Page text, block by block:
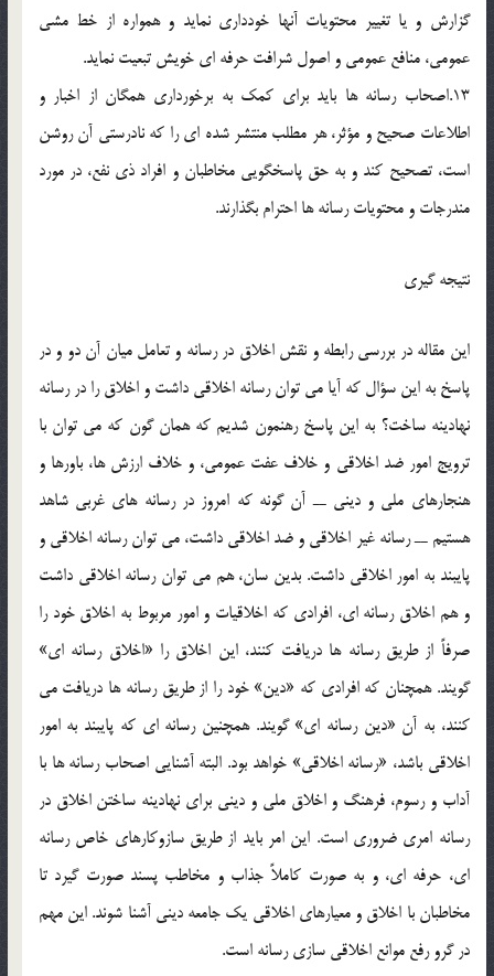
گزارش و يا تغيير محتويات آنها خودداري نمايد و همواره از خط مشي
عمومي، منافع عمومي و اصول شرافت حرفه اي خويش تبعيت نمايد.
13.اصحاب رسانه ها بايد براي کمک به برخورداري همگان از اخبار و
اطلاعات صحيح و مؤثر، هر مطلب منتشر شده اي را که نادرستي آن روشن
است، تصحيح کند و به حق پاسخگويي مخاطبان و افراد ذي نفع، در مورد
مندرجات و محتويات رسانه ها احترام بگذارند.
نتيجه گيري
اين مقاله در بررسي رابطه و نقش اخلاق در رسانه و تعامل ميان آن دو و در
پاسخ به اين سؤال که آيا مي توان رسانه اخلاقي داشت و اخلاق را در رسانه
نهادينه ساخت؟ به اين پاسخ رهنمون شديم که همان گون که مي توان با
ترويج امور ضد اخلاقي و خلاف عفت عمومي، و خلاف ارزش ها، باورها و
هنجارهاي ملي و ديني ــ آن گونه که امروز در رسانه هاي غربي شاهد
هستيم ــ رسانه غير اخلاقي و ضد اخلاقي داشت، مي توان رسانه اخلاقي و
پايبند به امور اخلاقي داشت. بدين سان، هم مي توان رسانه اخلاقي داشت
و هم اخلاق رسانه اي، افرادي که اخلاقيات و امور مربوط به اخلاق خود را
صرفاً از طريق رسانه ها دريافت کنند، اين اخلاق را «اخلاق رسانه اي»
گويند. همچنان که افرادي که «دين» خود را از طريق رسانه ها دريافت مي
کنند، به آن «دين رسانه اي» گويند. همچنين رسانه اي که پايبند به امور
اخلاقي باشد، «رسانه اخلاقي» خواهد بود. البته آشنايي اصحاب رسانه ها با
آداب و رسوم، فرهنگ و اخلاق ملي و ديني براي نهادينه ساختن اخلاق در
رسانه امري ضروري است. اين امر بايد از طريق سازوکارهاي خاص رسانه
اي، حرفه اي، و به صورت کاملاً جذاب و مخاطب پسند صورت گيرد تا
مخاطبان با اخلاق و معيارهاي اخلاقي يک جامعه ديني آشنا شوند. اين مهم
در گرو رفع موانع اخلاقي سازي رسانه است.